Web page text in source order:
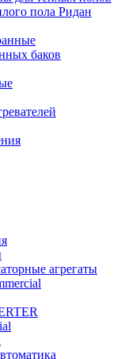
пола Ридан
баков
агрегаты